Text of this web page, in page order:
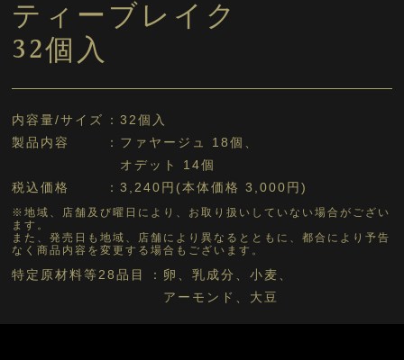
ティーブレイク
32個入
内容量/サイズ
32個入
製品内容
ファヤージュ 18個、
オデット 14個
税込価格
3,240円(本体価格 3,000円)
※地域、店舗及び曜日により、お取り扱いしていない場合がござい
ます。
また、発売日も地域、店舗により異なるとともに、都合により予告
なく商品内容を変更する場合もございます。
特定原材料等28品目
卵、乳成分、小麦、
アーモンド、大豆